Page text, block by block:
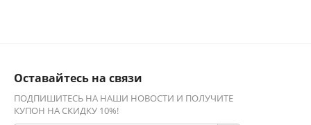
Оставайтесь на связи
ПОДПИШИТЕСЬ НА НАШИ НОВОСТИ И ПОЛУЧИТЕ
КУПОН НА СКИДКУ 10%!